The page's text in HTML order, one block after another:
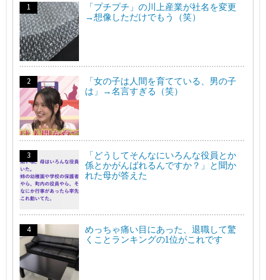
「プチプチ」の川上産業が社名を変更
→想像しただけでもう（笑）
「女の子は人間を育てている、男の子
は」→名言すぎる（笑）
「どうしてそんなにいろんな役員とか
係とかがんばれるんですか？」と聞か
れた母が答えた
めっちゃ痛い目にあった、退職して驚
くことランキングの1位がこれです